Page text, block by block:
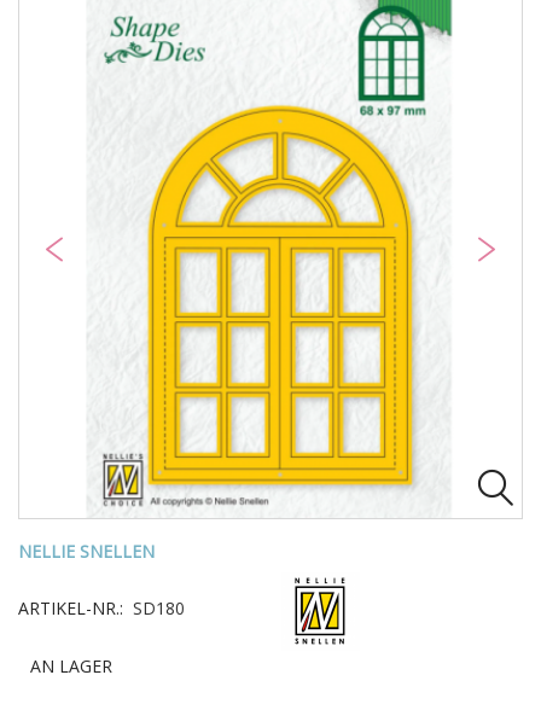

NELLIE SNELLEN
ARTIKEL-NR.: SD180
AN LAGER